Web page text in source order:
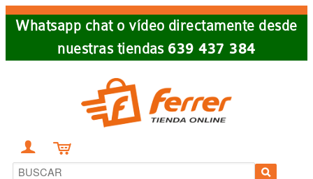
Skip
Whatsapp chat o vídeo directamente desde
nuestras tiendas 639 437 384
 